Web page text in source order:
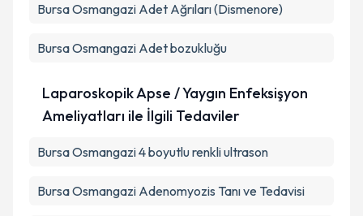
Bursa Osmangazi Adet Ağrıları (Dismenore)
Bursa Osmangazi Adet bozukluğu
Laparoskopik Apse / Yaygın Enfeksişyon
Ameliyatları ile İlgili Tedaviler
Bursa Osmangazi 4 boyutlu renkli ultrason
Bursa Osmangazi Adenomyozis Tanı ve Tedavisi